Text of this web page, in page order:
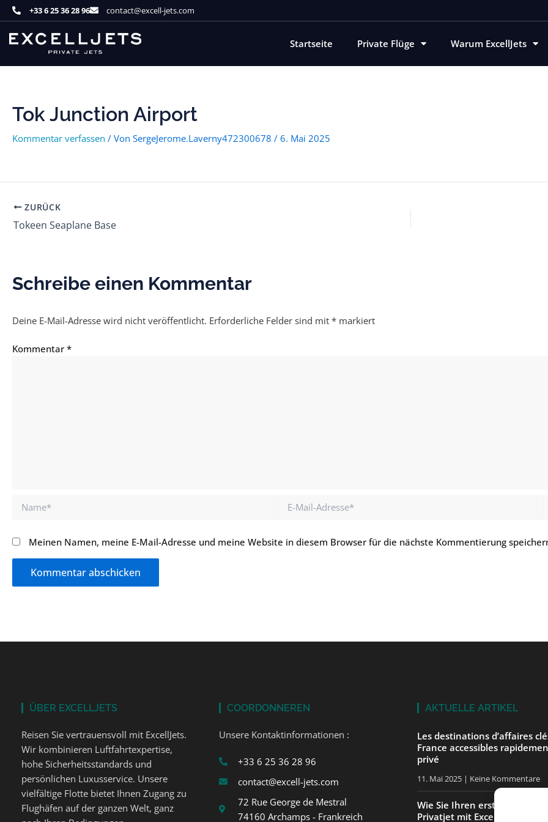
Zum
Inhalt
springen
+33 6 25 36 28 96 contact@excell-jets.com
Startseite Private Flüge Warum ExcellJets
Tok Junction Airport
Kommentar verfassen / Von SergeJerome.Laverny472300678 / 6. Mai 2025
ZURÜCK
Tokeen Seaplane Base
Schreibe einen Kommentar
Deine E-Mail-Adresse wird nicht veröffentlicht. Erforderliche Felder sind mit * markiert
Kommentar *
Name*
Meinen Namen, meine E-Mail-Adresse und meine Website in diesem Browser für die nächste Kommentierung
ÜBER EXCELLJETS
Reisen Sie vertrauensvoll mit ExcellJets.
Wir kombinieren Luftfahrtexpertise,
hohe Sicherheitsstandards und
persönlichen Luxusservice. Unsere
vielfältige Flotte bietet Ihnen Zugang zu
Flughäfen auf der ganzen Welt, ganz
COORDONNEREN
Unsere Kontaktinformationen :
+33 6 25 36 28 96
contact@excell-jets.com
72 Rue George de Mestral
74160 Archamps - Frankreich
AKTUELLE ARTIKEL
Les destinations d’affaires
France accessibles
privé
11. Mai 2025 Keine Kommentare
Wie Sie Ihren ersten Flug in
Privatjet mit ExcellJets gut